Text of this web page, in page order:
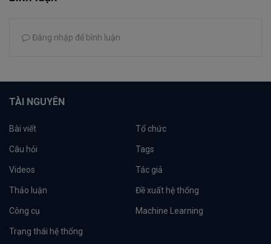
Đăng nhập để bình luận
TÀI NGUYÊN
Bài viết Tổ chức
Câu hỏi Tags
Videos Tác giả
Thảo luận Đề xuất hệ thống
Công cụ Machine Learning
Trạng thái hệ thống